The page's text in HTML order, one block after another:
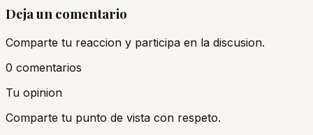
Deja un comentario
Comparte tu reaccion y participa en la discusion.
0 comentarios
Tu opinion
Comparte tu punto de vista con respeto.